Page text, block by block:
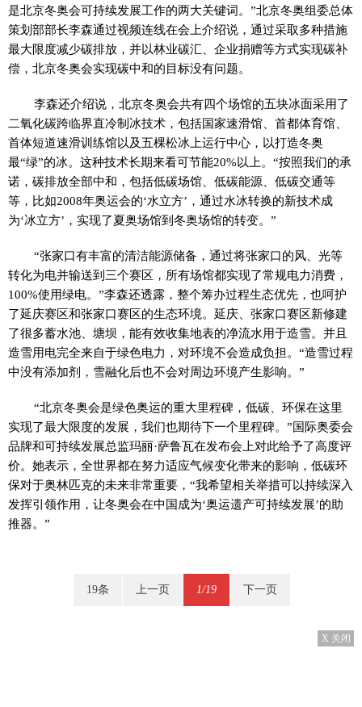
是北京冬奥会可持续发展工作的两大关键词。”北京冬奥组委总体
策划部部长李森通过视频连线在会上介绍说，通过采取多种措施
最大限度减少碳排放，并以林业碳汇、企业捐赠等方式实现碳补
偿，北京冬奥会实现碳中和的目标没有问题。
李森还介绍说，北京冬奥会共有四个场馆的五块冰面采用了
二氧化碳跨临界直冷制冰技术，包括国家速滑馆、首都体育馆、
首体短道速滑训练馆以及五棵松冰上运行中心，以打造冬奥
最“绿”的冰。这种技术长期来看可节能20%以上。“按照我们的承
诺，碳排放全部中和，包括低碳场馆、低碳能源、低碳交通等
等，比如2008年奥运会的‘水立方’，通过水冰转换的新技术成
为‘冰立方’，实现了夏奥场馆到冬奥场馆的转变。”
“张家口有丰富的清洁能源储备，通过将张家口的风、光等
转化为电并输送到三个赛区，所有场馆都实现了常规电力消费，
100%使用绿电。”李森还透露，整个筹办过程生态优先，也呵护
了延庆赛区和张家口赛区的生态环境。延庆、张家口赛区新修建
了很多蓄水池、塘坝，能有效收集地表的净流水用于造雪。并且
造雪用电完全来自于绿色电力，对环境不会造成负担。“造雪过程
中没有添加剂，雪融化后也不会对周边环境产生影响。”
“北京冬奥会是绿色奥运的重大里程碑，低碳、环保在这里
实现了最大限度的发展，我们也期待下一个里程碑。”国际奥委会
品牌和可持续发展总监玛丽·萨鲁瓦在发布会上对此给予了高度评
价。她表示，全世界都在努力适应气候变化带来的影响，低碳环
保对于奥林匹克的未来非常重要，“我希望相关举措可以持续深入
发挥引领作用，让冬奥会在中国成为‘奥运遗产可持续发展’的助
推器。”
19条 上一页 1/19 下一页
X 关闭